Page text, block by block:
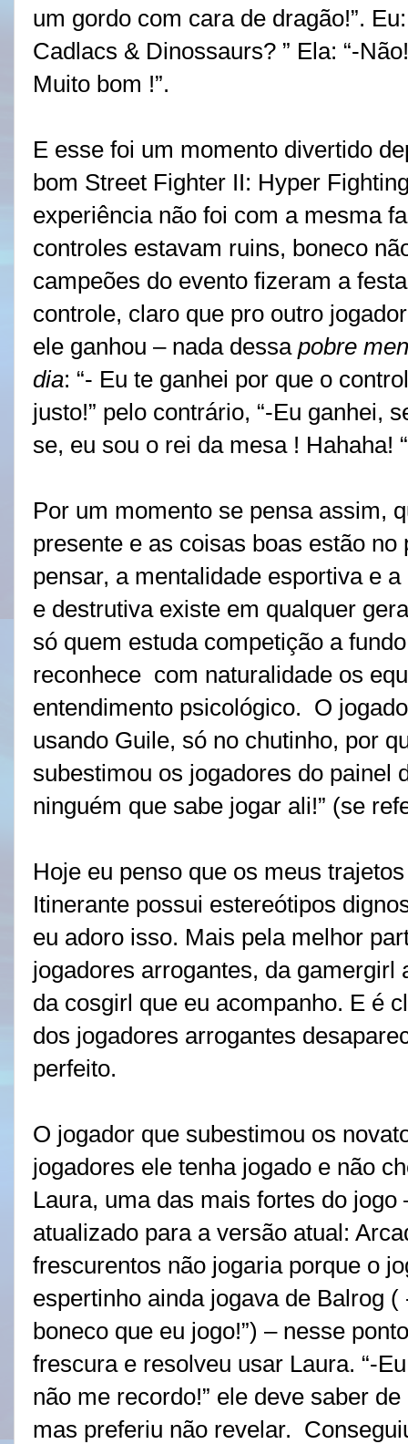
um gordo com cara de dragão!”.
Cadlacs & Dinossaurs? ” Ela: “-
Muito bom !”.
E esse foi um momento divertido
bom Street Fighter II: Hyper
experiência não foi com a mesma
controles estavam ruins, boneco
campeões do evento fizeram a
controle, claro que pro outro
ele ganhou – nada dessa pobre
dia: “- Eu te ganhei por que o
justo!” pelo contrário, “-Eu ganhei,
se, eu sou o rei da mesa ! Hahaha!
Por um momento se pensa assim,
presente e as coisas boas estão no
pensar, a mentalidade esportiva e
e destrutiva existe em qualquer
só quem estuda competição a
reconhece com naturalidade os
entendimento psicológico.
O
usando Guile, só no chutinho, por
subestimou os jogadores do painel
ninguém que sabe jogar ali!” (se
Hoje eu penso que os meus
Itinerante possui estereótipos
eu adoro isso. Mais pela melhor
jogadores arrogantes, da gamergirl
da cosgirl que eu acompanho. E é
dos jogadores arrogantes
perfeito.
O jogador que subestimou os
jogadores ele tenha jogado e não
Laura, uma das mais fortes do jogo
atualizado para a versão atual:
frescurentos não jogaria porque o
espertinho ainda jogava de Balrog
boneco que eu jogo!”) – nesse
frescura e resolveu usar Laura. “-
não me recordo!” ele deve saber
mas preferiu não revelar.